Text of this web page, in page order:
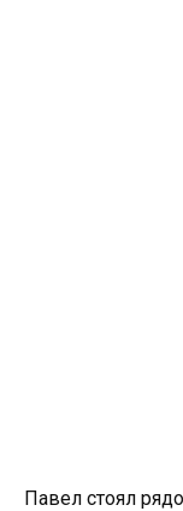
Павел стоял